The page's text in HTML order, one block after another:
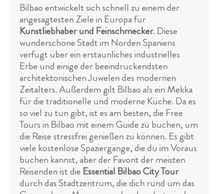
Bilbao entwickelt sich schnell zu einem der
angesagtesten Ziele in Europa für
Kunstliebhaber und Feinschmecker. Diese
wunderschöne Stadt im Norden Spaniens
verfügt über ein erstaunliches industrielles
Erbe und einige der beeindruckendsten
architektonischen Juwelen des modernen
Zeitalters. Außerdem gilt Bilbao als ein Mekka
für die traditionelle und moderne Küche. Da es
so viel zu tun gibt, ist es am besten, die Free
Tours in Bilbao mit einem Guide zu buchen, um
die Reise stressfrei genießen zu können. Es gibt
viele kostenlose Spaziergänge, die du im Voraus
buchen kannst, aber der Favorit der meisten
Reisenden ist die Essential Bilbao City Tour
durch das Stadtzentrum, die dich rund um das